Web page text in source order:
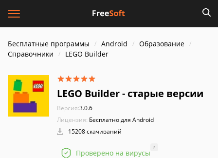
Бесплатные программы Android
Образование
Справочники
LEGO Builder
LEGO Builder - старые версии
Версия:3.0.6
Лицензия: Бесплатно для Android
15208 скачиваний
Проверено на вирусы
?